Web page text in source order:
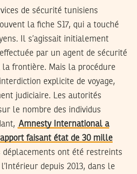
de sécurité tunisiens
la fiche S17, qui a touché
Il s’agissait initialement
par un agent de sécurité
la frontière. Mais la procédure
explicite de voyage,
judiciaire. Les autorités
le nombre des individus
Amnesty International a
faisant état de 30 mille
déplacements ont été restreints
depuis 2013, dans le